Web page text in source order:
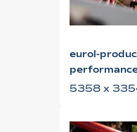
eurol-
5358 x